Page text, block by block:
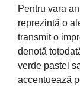
Pentru vara
reprezintă o
transmit o
denotă
verde pastel
accentuează